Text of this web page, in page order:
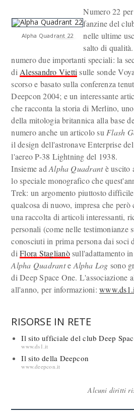
Alpha Quadrant 22
Numero 22 per
fanzine del
nelle ultime
salto di
numero due importanti speciali: la
di Alessandro Vietti sulle sonde
scorso e basato sulla conferenza
Deepcon 2004; e un interessante
che racconta la storia di Merlino,
della mitologia britannica alla base
numero anche un articolo su Flash
il design dell'astronave Enterprise
l'aereo P-38 Lightning del 1938.
Insieme adAlpha Quadrantè uscito
lo speciale monografico che
Trek: un argomento piuttosto
qualcosa di nuovo, impresa che però
una raccolta di articoli interessanti,
personali (come nelle testimonianze
conosciuti in prima persona dai soci
diFlora Staglianòsull'adattamento
Alpha Quadrante Alpha Log sono
di Deep Space One. L'associazione
all'anno, per informazioni:
RISORSE IN RETE
Il sito ufficiale del club Deep
www.ds1.it
Il sito della Deepcon
www.deepcon.it
Alcuni diritti